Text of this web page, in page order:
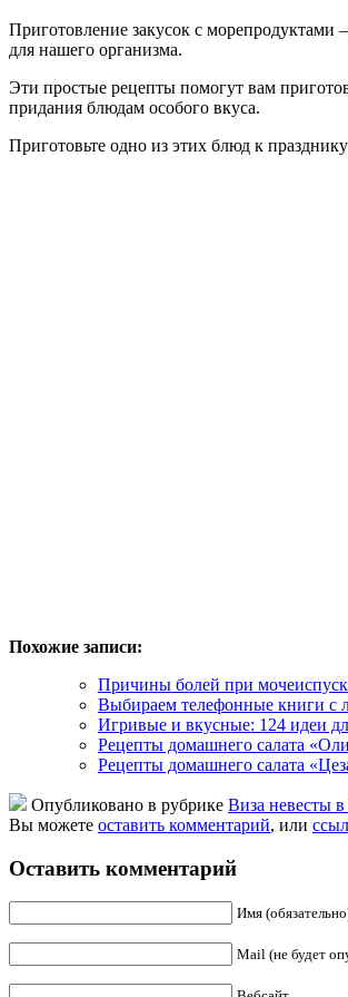
Приготовление закусок с
для нашего организма.
Эти простые рецепты помогут вам
придания блюдам особого вкуса.
Приготовьте одно из этих блюд к
Похожие записи:
Причины болей при
Выбираем телефонные книги с
Игривые и вкусные: 124 идеи
Рецепты домашнего салата
Рецепты домашнего салата
Опубликовано в рубрике Виза невесты
Вы можете оставить комментарий, или
Оставить комментарий
Имя
Mail (не будет